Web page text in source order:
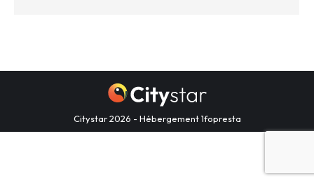
Citystar 2026 - Hébergement1fopresta